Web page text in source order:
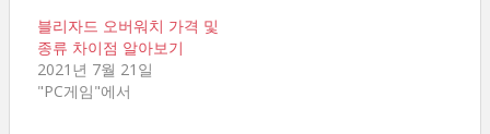
블리자드 오버워치 가격 및
종류 차이점 알아보기
2021년 7월 21일
"PC게임"에서